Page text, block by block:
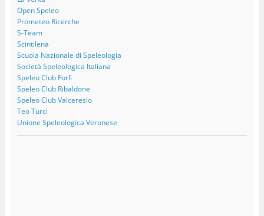
Open Speleo
Prometeo Ricerche
S-Team
Scintilena
Scuola Nazionale di Speleologia
Società Speleologica Italiana
Speleo Club Forlì
Speleo Club Ribaldone
Speleo Club Valceresio
Teo Turci
Unione Speleologica Veronese